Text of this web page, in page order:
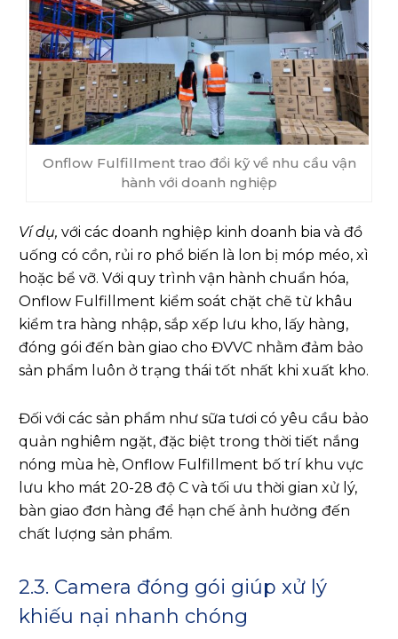
Onflow Fulfillment trao đổi kỹ về nhu cầu vận
hành với doanh nghiệp
Ví dụ, với các doanh nghiệp kinh doanh bia và đồ
uống có cồn, rủi ro phổ biến là lon bị móp méo, xì
hoặc bể vỡ. Với quy trình vận hành chuẩn hóa,
Onflow Fulfillment kiểm soát chặt chẽ từ khâu
kiểm tra hàng nhập, sắp xếp lưu kho, lấy hàng,
đóng gói đến bàn giao cho ĐVVC nhằm đảm bảo
sản phẩm luôn ở trạng thái tốt nhất khi xuất kho.
Đối với các sản phẩm như sữa tươi có yêu cầu bảo
quản nghiêm ngặt, đặc biệt trong thời tiết nắng
nóng mùa hè, Onflow Fulfillment bố trí khu vực
lưu kho mát 20-28 độ C và tối ưu thời gian xử lý,
bàn giao đơn hàng để hạn chế ảnh hưởng đến
chất lượng sản phẩm.
2.3. Camera đóng gói giúp xử lý
khiếu nại nhanh chóng